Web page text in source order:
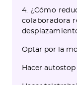
4. ¿Cómo
colaboradora
Optar por la
Hacer autostop